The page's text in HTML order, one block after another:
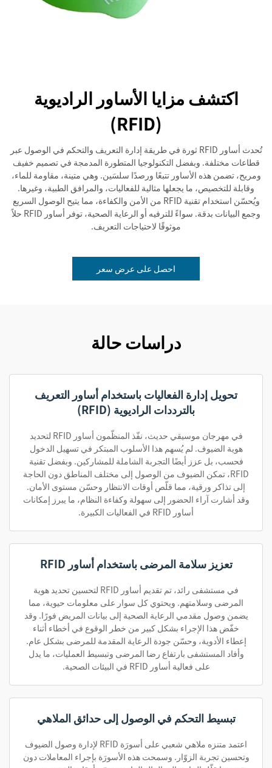
اكتشف مزايا الأساور الراديوية
(RFID)
تُحدث أساور RFID ثورة في طريقة إدارة التعريف والتحكم في الوصول عبر
قطاعات مختلفة. وبفضل التكنولوجيا المتطورة المدمجة في تصميم خفيف
ومريح، تضمن هذه الأساور تتبعًا ورصدًا سلسَين. وهي متينة، مقاومة للماء،
وقابلة للتخصيص، ما يجعلها مثالية للفعاليات، والمرافق الطبية، وغيرها.
ويُحسّن استخدام تقنية RFID من الأمن والكفاءة، مما يتيح الوصول السريع
وجمع البيانات بدقة. سواءً للترفيه أو الرعاية الصحية، توفر أساور RFID حلاً
موثوقًا لاحتياجات التعريف.
احصل على عرض سعر
دراسات حالة
تحويل إدارة الفعاليات باستخدام أساور التعريف
بالترددات الراديوية (RFID)
في مهرجان موسيقي حديث، نفّذ المنظّمون أساور RFID لتحديد
هوية الضيوف. لم يُسهم هذا الأسلوب المبتكر في تسهيل الدخول
فحسب، بل عزز أيضًا التجربة الشاملة للمشاركين. وبفضل تقنية
RFID، تمكن الضيوف من الوصول إلى مختلف المناطق دون الحاجة
إلى تذاكر ورقية، مما قلّص أوقات الانتظار وحسّن مستوى الأمان.
وقد أشارت آراء الحضور إلى سهولة وكفاءة النظام، ما يبرز إمكانات
أساور RFID في الفعاليات الكبيرة.
تعزيز سلامة المرضى باستخدام أساور RFID
في مستشفى رائد، تم تقديم أساور RFID لتحسين تحديد هوية
المرضى وسلامتهم. ويحتوي كل سوار على معلومات حيوية، مما
يضمن وصول مقدمي الرعاية الصحية إلى بيانات المريض فورًا. وقد
خفّض هذا الإجراء بشكل كبير من خطر الوقوع في أخطاء أثناء
إعطاء الأدوية، وحسّن جودة الرعاية المقدمة للمرضى بشكل عام.
وأفاد المستشفى بارتفاع رضا المرضى وتبسيط العمليات، ما يدل
على فعالية أساور RFID في البيئات الصحية.
تبسيط التحكم في الوصول إلى حدائق الملاهي
اعتمد متنزه ملاهي شعبي على أسورَة RFID لإدارة وصول الضيوف
وتحسين تجربة الزوّار. وسمحت هذه الأسورَة بإجراء المعاملات دون